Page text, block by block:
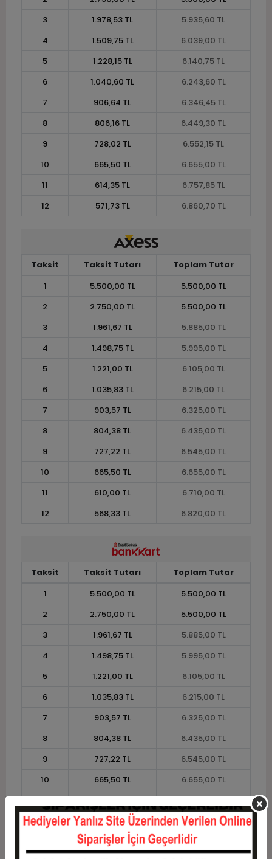
3
1.978,53 TL
5.935,60 TL
4
1.509,75 TL
6.039,00 TL
5
1.228,15 TL
6.140,75 TL
6
1.040,60 TL
6.243,60 TL
7
906,64 TL
6.346,45 TL
8
806,16 TL
6.449,30 TL
9
728,02 TL
6.552,15 TL
10
665,50 TL
6.655,00 TL
11
614,35 TL
6.757,85 TL
12
571,73 TL 6.860,70 TL
Taksit Taksit Tutarı
Toplam Tutar
1
5.500,00 TL
5.500,00 TL
2
2.750,00 TL
5.500,00 TL
3
1.961,67 TL
5.885,00 TL
4
1.498,75 TL
5.995,00 TL
5
1.221,00 TL
6.105,00 TL
6
1.035,83 TL
6.215,00 TL
7
903,57 TL
6.325,00 TL
8
804,38 TL
6.435,00 TL
9
727,22 TL
6.545,00 TL
10
665,50 TL
6.655,00 TL
11
610,00 TL
6.710,00 TL
12
568,33 TL 6.820,00 TL
Taksit Taksit Tutarı
Toplam Tutar
1
5.500,00 TL
5.500,00 TL
2
2.750,00 TL
5.500,00 TL
3
1.961,67 TL
5.885,00 TL
4
1.498,75 TL
5.995,00 TL
5
1.221,00 TL
6.105,00 TL
6
1.035,83 TL
6.215,00 TL
7
903,57 TL
6.325,00 TL
8
804,38 TL
6.435,00 TL
9
727,22 TL
6.545,00 TL
10
665,50 TL
6.655,00 TL
11
610,00 TL
6.710,00 TL
12
568,33 TL 6.820,00 TL